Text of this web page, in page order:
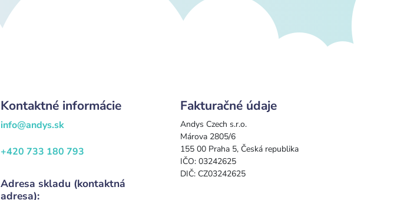
Kontaktné informácie
info@andys.sk
+420 733 180 793
Adresa skladu (kontaktná
adresa):
Fakturačné údaje
Andys Czech s.r.o.
Márova 2805/6
155 00 Praha 5, Česká republika
IČO: 03242625
DIČ: CZ03242625